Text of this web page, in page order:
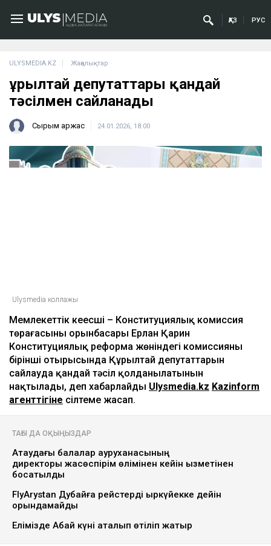
ҚАЗ РУС
ULYSMEDIA.KZ Жаңалықтар
Құрылтай депутаттары қандай
тәсілмен сайланады
Сырым Қаржас 24.01.2026, 18:00
Ulysmedia коллажы
Мемлекеттік кеңесші – Конституциялық комиссия
төрағасының орынбасары Ерлан Қарин
Конституциялық реформа жөніндегі комиссияның
бірінші отырысында Құрылтай депутаттарын
сайлауда қандай тәсіл қолданылатынын
нақтылады, деп хабарлайды Ulysmedia.kz Kazinform
агенттігіне сілтеме жасап.
ТАҒЫ ДА ОҚЫҢЫЗДАР
Ақтаудағы балалар ауруханасының
директоры жасөспірім өлімінен кейін қызметінен
босатылды
FlyArystan Дубайға рейстерді қыркүйекке дейін
орындамайды
Елімізде Абай күні аталып өтіліп жатыр